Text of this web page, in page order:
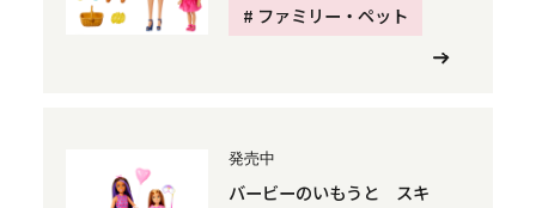
# ファミリー・ペット
発売中
バービーのいもうと スキ